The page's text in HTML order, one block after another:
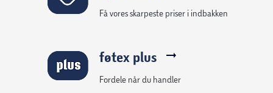
Få vores skarpeste priser i indbakken
føtex plus
Fordele når du handler